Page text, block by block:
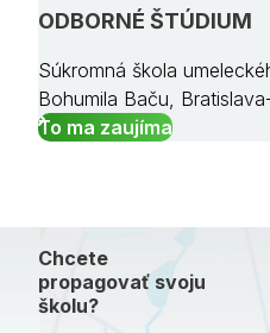
ODBORNÉ ŠTÚDIUM
Súkromná škola
Bohumila Baču,
To ma zaujíma
Chcete
propagovať svoju
školu?